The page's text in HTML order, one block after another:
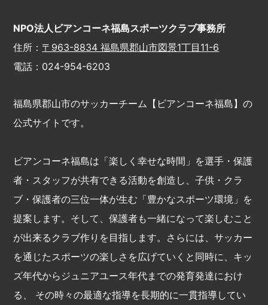
NPO法人ビアンコーネ福島スポーツクラブ事務所
住所： 〒963-8834 福島県郡山市図景1丁目11-6
電話：024-954-6203
福島県郡山市のサッカーチーム【ビアンコーネ福島】の
公式サイトです。
ビアンコーネ福島は「楽しく幸せな時間」を選手・保護
者・スタッフが共有できる活動を創造し、子供・クラ
ブ・保護者の三位一体が生む「豊かなスポーツ環境」を
提案します。そして、保護者も一緒になって楽しむこと
が出来るクラブ作りを目指します。さらには、サッカー
を通じたスポーツの楽しさを広げていくと同時に、キッ
ズ年代からジュニアユース年代までの発育発達におけ
る、 その時々の最適な指導を長期的に一貫指導してい